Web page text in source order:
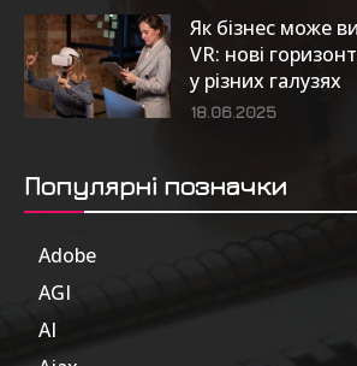
Як бізнес може
VR: нові
у різних галузях
18.06.2025
Популярні позначки
Adobe
AGI
AI